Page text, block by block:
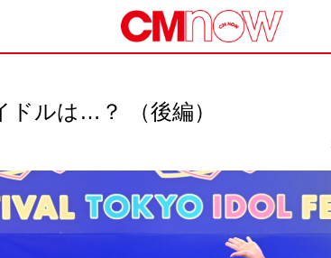
ドルは…？ （後編）